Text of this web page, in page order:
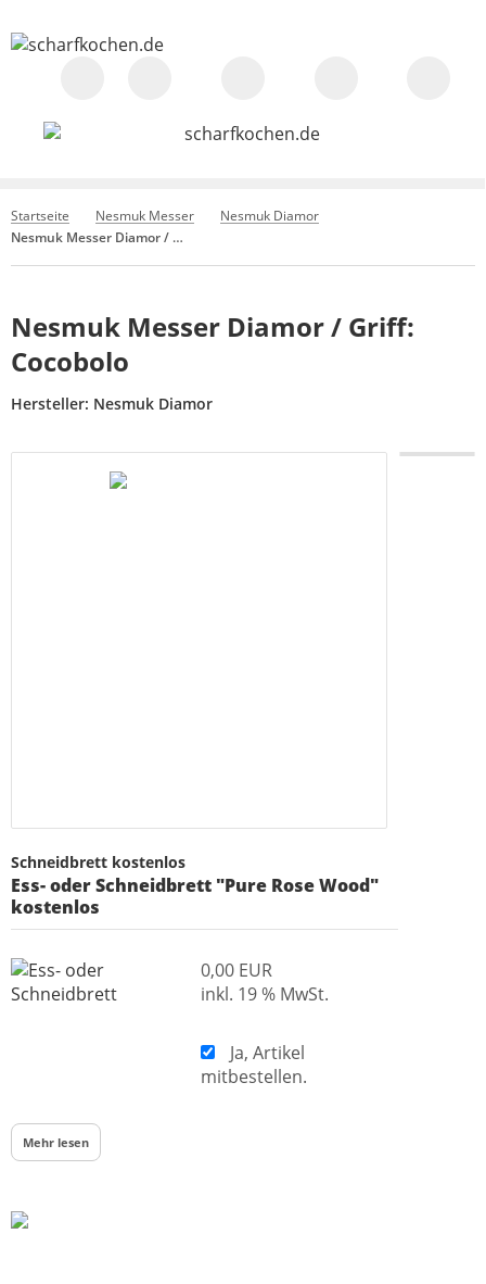
Startseite Nesmuk Messer
Nesmuk Diamor
Nesmuk Messer Diamor / Griff: Cocobolo
Nesmuk Messer Diamor / Griff:
Cocobolo
Hersteller: Nesmuk Diamor
Schneidbrett kostenlos
Ess- oder Schneidbrett "Pure Rose Wood"
kostenlos
0,00 EUR
inkl. 19 % MwSt.
Ja, Artikel
mitbestellen.
Mehr lesen